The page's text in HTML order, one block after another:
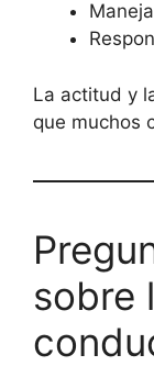
La actitud y
que muchos
sobre